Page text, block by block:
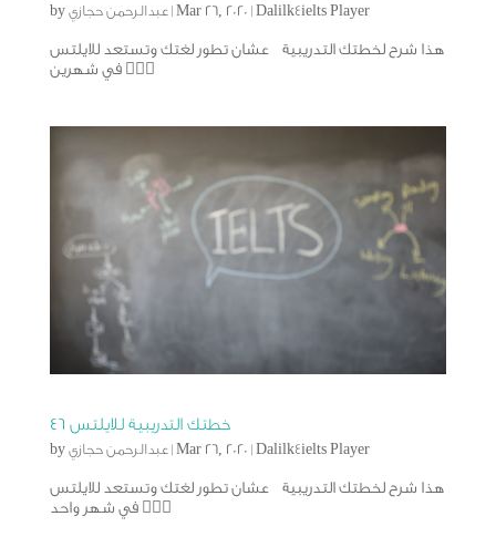
by عبدالرحمن حجازي | Mar 26, 2020 | Dalilk4ielts Player
هذا شرح لخطتك التدريبية عشان تطور لغتك وتستعد للايلتس
في شهرين 🙅🏻‍♂️
خطتك التدريبية للايلتس ٤٦
by عبدالرحمن حجازي | Mar 26, 2020 | Dalilk4ielts Player
هذا شرح لخطتك التدريبية عشان تطور لغتك وتستعد للايلتس
في شهر واحد 🙅🏻‍♂️